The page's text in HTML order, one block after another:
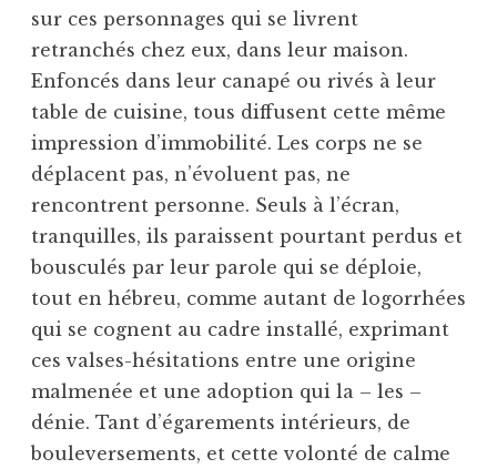
sur ces personnages qui se livrent
retranchés chez eux, dans leur maison.
Enfoncés dans leur canapé ou rivés à leur
table de cuisine, tous diffusent cette même
impression d’immobilité. Les corps ne se
déplacent pas, n’évoluent pas, ne
rencontrent personne. Seuls à l’écran,
tranquilles, ils paraissent pourtant perdus et
bousculés par leur parole qui se déploie,
tout en hébreu, comme autant de logorrhées
qui se cognent au cadre installé, exprimant
ces valses-hésitations entre une origine
malmenée et une adoption qui la – les –
dénie. Tant d’égarements intérieurs, de
bouleversements, et cette volonté de calme